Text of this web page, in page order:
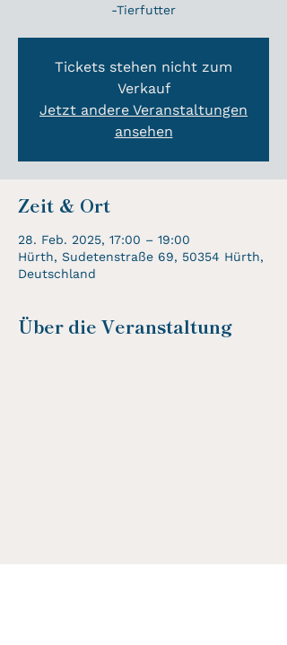
-Tierfutter
Tickets stehen nicht zum
Verkauf
Jetzt andere Veranstaltungen
ansehen
Zeit & Ort
28. Feb. 2025, 17:00 – 19:00
Hürth, Sudetenstraße 69, 50354 Hürth,
Deutschland
Über die Veranstaltung